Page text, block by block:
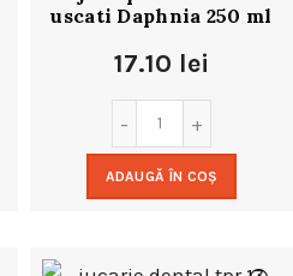
uscati Daphnia 250 ml
17.10 lei
ADAUGĂ ÎN COȘ